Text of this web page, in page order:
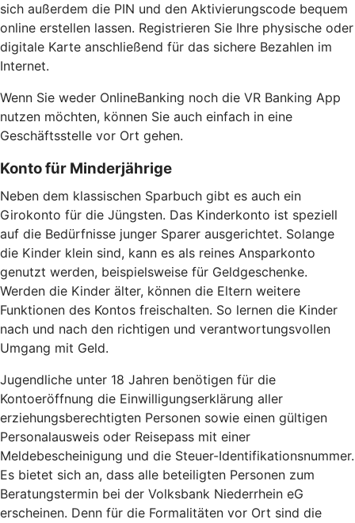
sich außerdem die PIN und den Aktivierungscode bequem
online erstellen lassen. Registrieren Sie Ihre physische oder
digitale Karte anschließend für das sichere Bezahlen im
Internet.
Wenn Sie weder OnlineBanking noch die VR Banking App
nutzen möchten, können Sie auch einfach in eine
Geschäftsstelle vor Ort gehen.
Konto für Minderjährige
Neben dem klassischen Sparbuch gibt es auch ein
Girokonto für die Jüngsten. Das Kinderkonto ist speziell
auf die Bedürfnisse junger Sparer ausgerichtet. Solange
die Kinder klein sind, kann es als reines Ansparkonto
genutzt werden, beispielsweise für Geldgeschenke.
Werden die Kinder älter, können die Eltern weitere
Funktionen des Kontos freischalten. So lernen die Kinder
nach und nach den richtigen und verantwortungsvollen
Umgang mit Geld.
Jugendliche unter 18 Jahren benötigen für die
Kontoeröffnung die Einwilligungserklärung aller
erziehungsberechtigten Personen sowie einen gültigen
Personalausweis oder Reisepass mit einer
Meldebescheinigung und die Steuer-Identifikationsnummer.
Es bietet sich an, dass alle beteiligten Personen zum
Beratungstermin bei der Volksbank Niederrhein eG
erscheinen. Denn für die Formalitäten vor Ort sind die